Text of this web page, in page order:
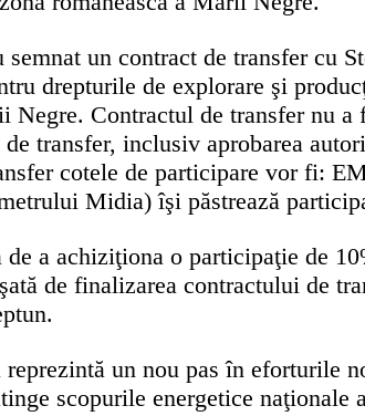
un contract de transfer cu
drepturile de explorare şi
Contractul de transfer nu
transfer, inclusiv aprobarea
cotele de participare vor fi:
Midia) îşi păstrează
de a achiziţiona o participaţie de
de finalizarea contractului de
un nou pas în eforturile
scopurile energetice naţionale